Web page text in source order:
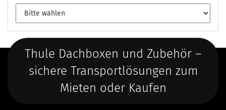
Thule Dachboxen und Zubehör –
sichere Transportlösungen zum
Mieten oder Kaufen